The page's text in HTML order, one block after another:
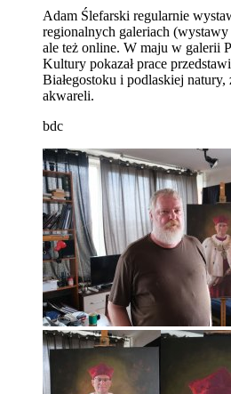
Adam Ślefarski regularnie
regionalnych galeriach
ale też online. W maju w galerii
Kultury pokazałprace
Białegostoku i podlaskiej
akwareli.
bdc